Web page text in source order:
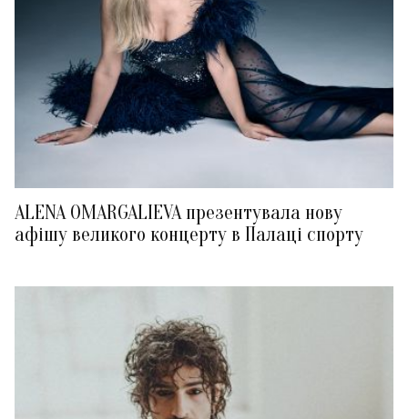
ALENA OMARGALIEVA презентувала нову
афішу великого концерту в Палаці спорту